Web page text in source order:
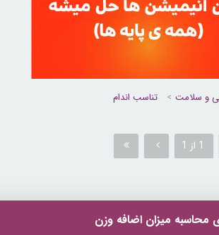
و سلامت تناسب اندام
1 از 1
محاسبه میزان اضافه وزن